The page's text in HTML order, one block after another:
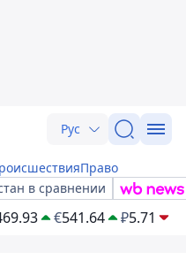
Рус
Право
в сравнении
€541.64 ₽5.71